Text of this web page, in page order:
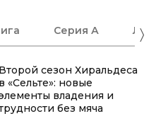
Серия А ЛЕ
Второй сезон Хиральдеса
в «Сельте»: новые
владения и
без мяча